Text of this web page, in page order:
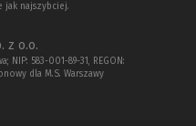
jak najszybciej.
z o.o.
NIP: 583-001-89-31, REGON:
dla M.S. Warszawy